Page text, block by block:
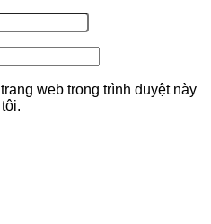
web trong trình duyệt này